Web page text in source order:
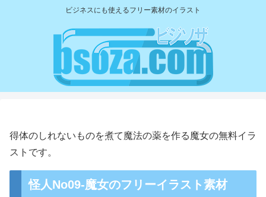
ビジネスにも使えるフリー素材のイラスト
得体のしれないものを煮て魔法の薬を作る魔女の無料イラ
ストです。
怪人No09-魔女のフリーイラスト素材